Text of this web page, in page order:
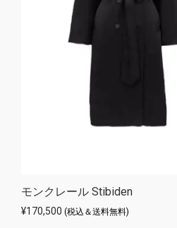
モンクレール Stibiden
¥170,500 (税込＆送料無料)